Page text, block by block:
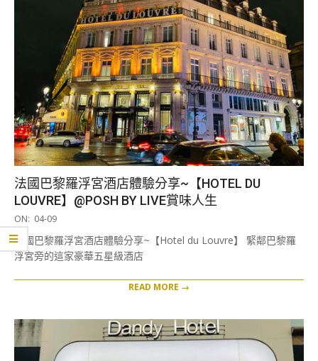
法國巴黎羅浮宮酒店體驗分享~【HOTEL DU
LOUVRE】@POSH BY LIVE賞味人生
2021-
04-
09
ON: 04-09
法國巴黎羅浮宮酒店體驗分享~【Hotel du Louvre】 緊鄰巴黎羅
浮宮旁的這家豪華五星級酒店
READ MORE →